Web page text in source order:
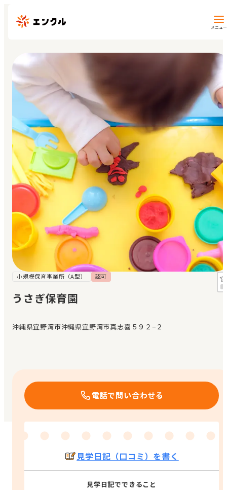
メニュー
保育園・幼稚園を探す
地図から探す
地域から探す
マイページ
閲覧履歴
お気に入り
見学日記
メッセージ
おすすめの園
エンクルの特徴と活用方法
小規模保育事業所（A型） 認可
うさぎ保育園
沖縄県宜野湾市沖縄県宜野湾市真志喜５９２−２
電話で問い合わせる
見学日記（口コミ）を書く
見学日記でできること